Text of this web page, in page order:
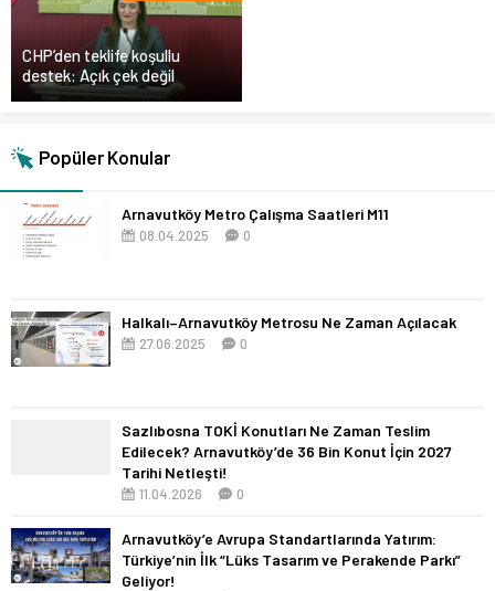
CHP’den teklife koşullu
destek: Açık çek değil
Popüler Konular
Arnavutköy Metro Çalışma Saatleri M11
08.04.2025 0
Halkalı–Arnavutköy Metrosu Ne Zaman Açılacak
27.06.2025 0
Sazlıbosna TOKİ Konutları Ne Zaman Teslim
Edilecek? Arnavutköy’de 36 Bin Konut İçin 2027
Tarihi Netleşti!
11.04.2026 0
Arnavutköy’e Avrupa Standartlarında Yatırım:
Türkiye’nin İlk “Lüks Tasarım ve Perakende Parkı”
Geliyor!